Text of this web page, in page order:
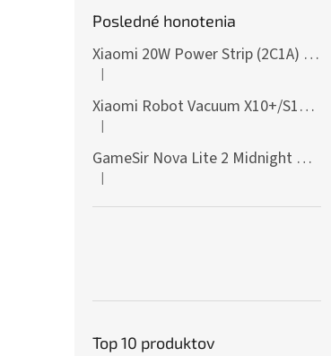
Posledné honotenia
Xiaomi 20W Power Strip (2C1A) EU
Hodnotenie produktu je 5 z 5 hviezdičiek.
|
Xiaomi Robot Vacuum X10+/S10+/X10/X20+ Side Brush
Hodnotenie produktu je 5 z 5 hviezdičiek.
|
GameSir Nova Lite 2 Midnight Gray
Hodnotenie produktu je 5 z 5 hviezdičiek.
|
Top 10 produktov